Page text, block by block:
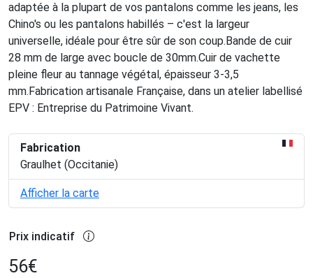
adaptée à la plupart de vos pantalons comme les jeans, les
Chino's ou les pantalons habillés – c'est la largeur
universelle, idéale pour être sûr de son coup.Bande de cuir
28 mm de large avec boucle de 30mm.Cuir de vachette
pleine fleur au tannage végétal, épaisseur 3-3,5
mm.Fabrication artisanale Française, dans un atelier labellisé
EPV : Entreprise du Patrimoine Vivant.
Fabrication
Graulhet (Occitanie)
Afficher la carte
Prix indicatif
56€